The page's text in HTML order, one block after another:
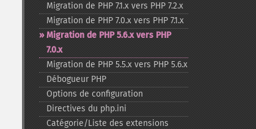
Migration de PHP 7.1.x vers PHP 7.2.x
Migration de PHP 7.0.x vers PHP 7.1.x
Migration de PHP 5.6.x vers PHP
7.0.x
Migration de PHP 5.5.x vers PHP 5.6.x
Débogueur PHP
Options de configuration
Directives du php.ini
Catégorie/Liste des extensions